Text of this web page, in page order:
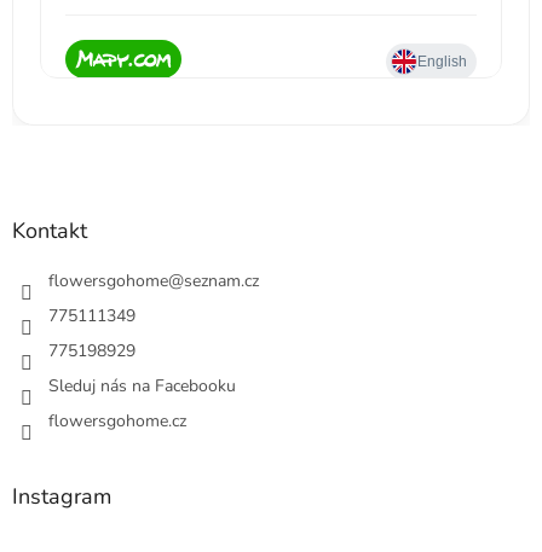
Kontakt
flowersgohome@seznam.cz
775111349
775198929
Sleduj nás na Facebooku
flowersgohome.cz
Instagram